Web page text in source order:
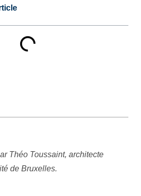
Théo Toussaint, architecte
de Bruxelles.